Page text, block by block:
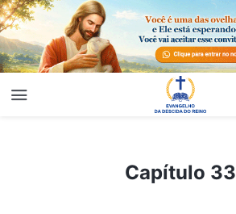
Capítulo 33